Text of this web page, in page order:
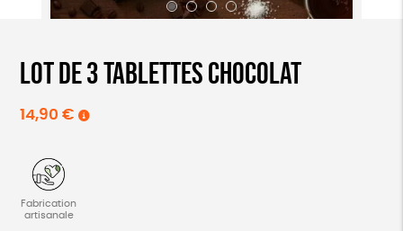
Lot de 3 tablettes chocolat
14,90 €
Fabrication
artisanale